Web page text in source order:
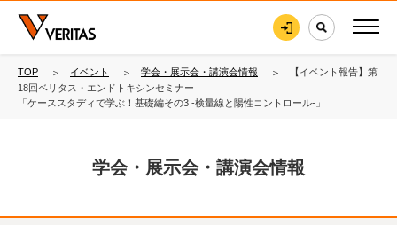
TOP イベント 学会・展示会・講演会情報
【イベント報告】第
18回ベリタス・エンドトキシンセミナー
「ケーススタディで学ぶ！基礎編その3 -検量線と陽性コントロール-」
学会・展示会・講演会情報